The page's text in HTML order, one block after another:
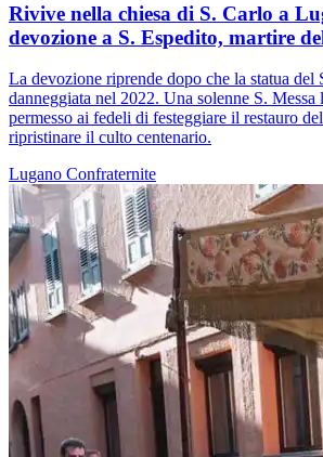
Rivive nella chiesa di S. Carlo a
devozione a S. Espedito, martire
La devozione riprende dopo che la statua del
danneggiata nel 2022. Una solenne S. Messa
permesso ai fedeli di festeggiare il restauro
ripristinare il culto centenario.
Lugano Confraternite